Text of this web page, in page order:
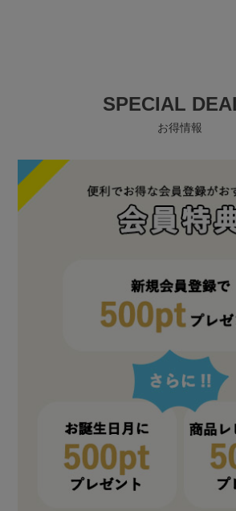
SPECIAL
お得情報